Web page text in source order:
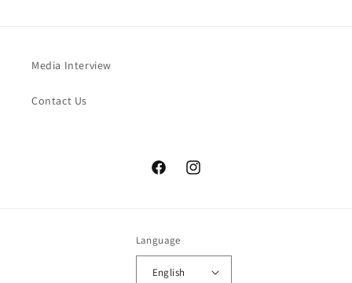
Media Interview
Contact Us
FacebookInstagram
Language
English